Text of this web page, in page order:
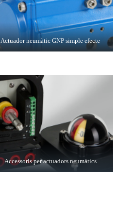
Actuador neumàtic GNP simple efecte
Accessoris per actuadors neumàtics